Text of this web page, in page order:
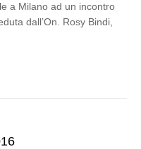
a Milano ad un incontro
dall’On. Rosy Bindi,